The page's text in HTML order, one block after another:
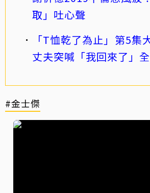
取」吐心聲
「T恤乾了為止」第5集
丈夫突喊「我回來了」
#金士傑